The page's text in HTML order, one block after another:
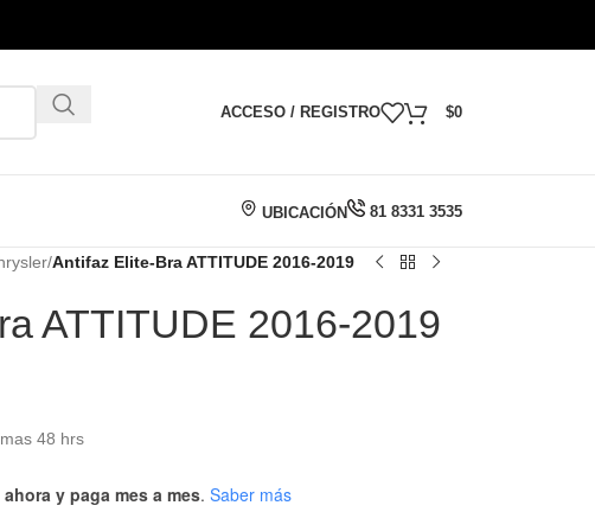
ACCESO / REGISTRO $0
UBICACIÓN 81 8331 3535
/Antifaz Elite-Bra ATTITUDE 2016-2019
ATTITUDE 2016-2019
48 hrs
y paga mes a mes. Saber más